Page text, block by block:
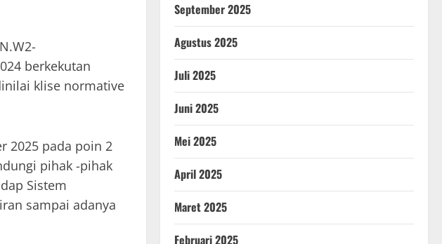
berkekutan
klise normative
2025 pada poin 2
pihak -pihak
Sistem
sampai adanya
September 2025
Agustus 2025
Juli 2025
Juni 2025
Mei 2025
April 2025
Maret 2025
Februari 2025